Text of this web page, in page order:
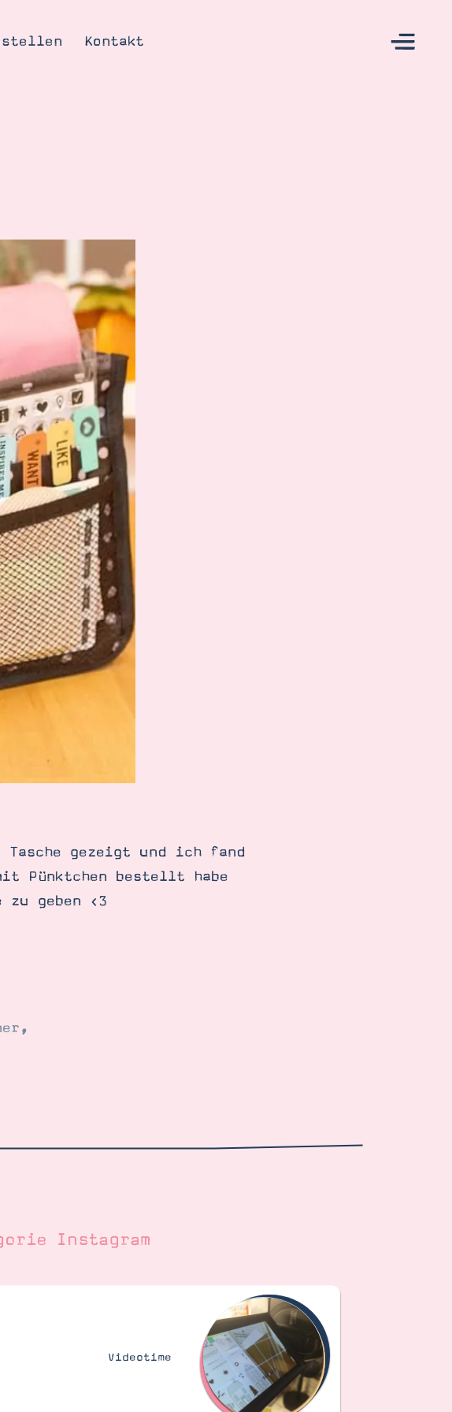
Kontakt
gezeigt und ich fand
Pünktchen bestellt habe
zu geben <3
,
Instagram
Videotime